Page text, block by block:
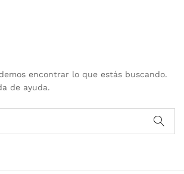
encontrar lo que estás buscando.
de ayuda.